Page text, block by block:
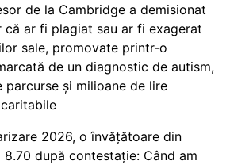
de la Cambridge a demisionat
că ar fi plagiat sau ar fi exagerat
sale, promovate printr-o
de un diagnostic de autism,
parcurse și milioane de lire
2026, o învățătoare din
după contestație: Când am